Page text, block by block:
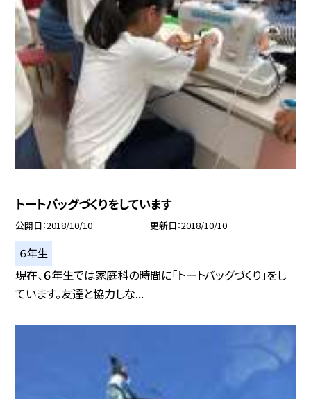
トートバッグづくりをしています
公開日 2018/10/10 更新日 2018/10/10
６年生
現在、６年生では家庭科の時間に「トートバッグづくり」をし
ています。友達と協力しな...